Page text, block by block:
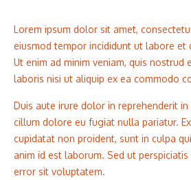
Lorem ipsum dolor sit amet,
eiusmod tempor incididunt ut labore et
Ut enim ad minim veniam, quis nostrud
laboris nisi ut aliquip ex ea commodo
Duis aute irure dolor in reprehenderit
cillum dolore eu fugiat nulla pariatur.
cupidatat non proident, sunt in culpa
anim id est laborum. Sed ut
error sit voluptatem.